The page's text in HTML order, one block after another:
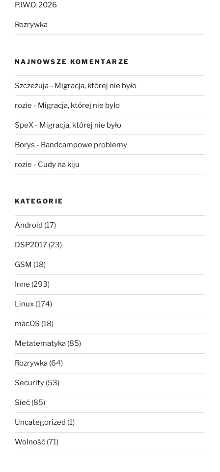
P.I.W.O. 2026
Rozrywka
NAJNOWSZE KOMENTARZE
Szczeżuja - Migracja, której nie było
rozie - Migracja, której nie było
SpeX - Migracja, której nie było
Borys - Bandcampowe problemy
rozie - Cudy na kiju
KATEGORIE
Android (17)
DSP2017 (23)
GSM (18)
Inne (293)
Linux (174)
macOS (18)
Metatematyka (85)
Rozrywka (64)
Security (53)
Sieć (85)
Uncategorized (1)
Wolność (71)